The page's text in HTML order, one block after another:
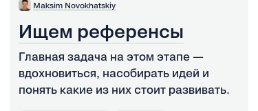
Maksim Novokhatskiy
Ищем референсы
Главная задача на этом этапе —
вдохновиться, насобирать идей и
понять какие из них стоит развивать.